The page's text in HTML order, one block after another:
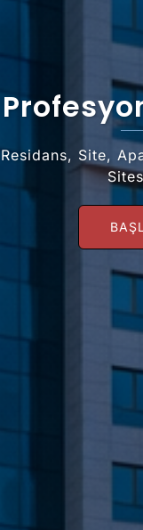
Residans, Site,